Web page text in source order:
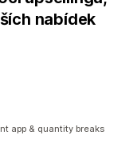
nabídek
app & quantity breaks